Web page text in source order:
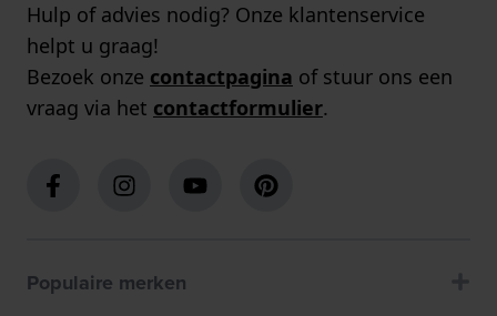
Hulp of advies nodig? Onze klantenservice
helpt u graag!
Bezoek onze contactpagina of stuur ons een
vraag via het contactformulier.
Populaire merken